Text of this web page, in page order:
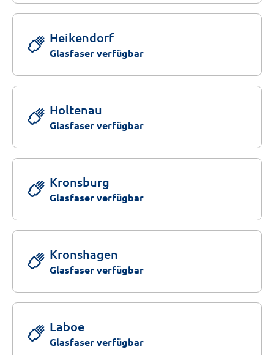
Heikendorf
Glasfaser verfügbar
Holtenau
Glasfaser verfügbar
Kronsburg
Glasfaser verfügbar
Kronshagen
Glasfaser verfügbar
Laboe
Glasfaser verfügbar